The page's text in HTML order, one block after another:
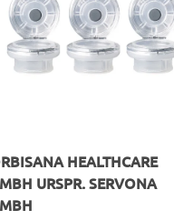
HEALTHCARE
URSPR. SERVONA